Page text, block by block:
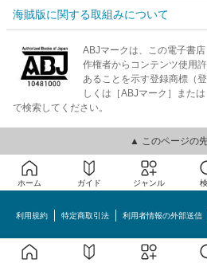
海賊版に関する取組みについて
ABJマークは、この電子書
作権者からコンテンツ使用
あることを示す登録商標（
しくは［ABJマーク］また
で検索してください。
▲ このページの
ホーム ガイド ジャンル
利用規約 特定商取引法 利用者情報の外部送信
めちゃコミック